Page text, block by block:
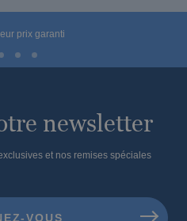
prix garanti
newsletter
et nos remises spéciales